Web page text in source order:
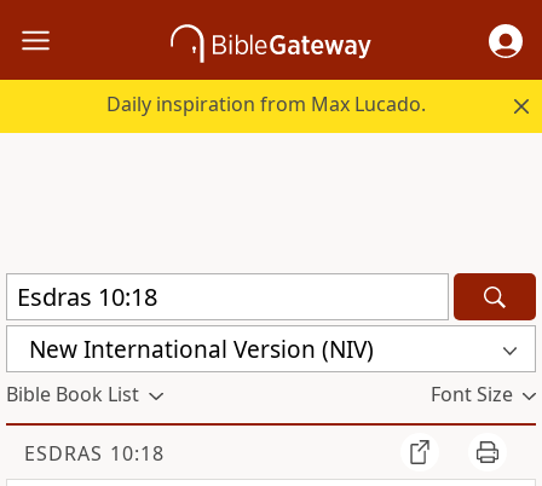
Daily inspiration from Max Lucado.
New International Version (NIV)
Bible Book List Font Size
ESDRAS 10:18